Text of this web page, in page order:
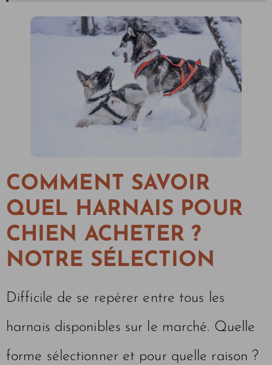
COMMENT SAVOIR
QUEL HARNAIS POUR
CHIEN ACHETER ?
NOTRE SÉLECTION
Difficile de se repérer entre tous les
harnais disponibles sur le marché. Quelle
forme sélectionner et pour quelle raison ?